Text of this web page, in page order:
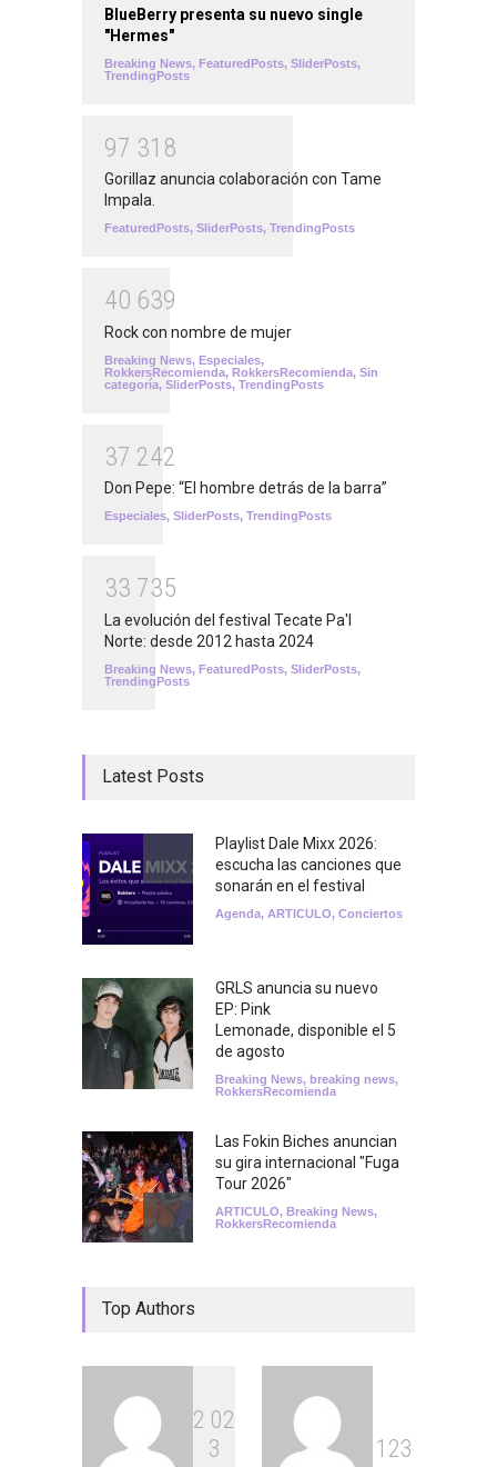
BlueBerry presenta su nuevo single
"Hermes"
Breaking News, FeaturedPosts, SliderPosts,
TrendingPosts
97 31 8
Gorillaz anuncia colaboración con Tame
Impala.
FeaturedPosts, SliderPosts, TrendingPosts
40 639
Rock con nombre de mujer
Breaking News, Especiales,
RokkersRecomienda, RokkersRecomienda, Sin
categoría, SliderPosts, TrendingPosts
37 242
Don Pepe: “El hombre detrás de la barra”
Especiales, SliderPosts, TrendingPosts
33 735
La evolución del festival Tecate Pa'l
Norte: desde 2012 hasta 2024
Breaking News, FeaturedPosts, SliderPosts,
TrendingPosts
Latest Posts
Playlist Dale Mixx 2026:
escucha las canciones que
sonarán en el festival
Agenda, ARTICULO, Conciertos
GRLS anuncia su nuevo
EP: Pink
Lemonade, disponible el 5
de agosto
Breaking News, breaking news,
RokkersRecomienda
Las Fokin Biches anuncian
su gira internacional "Fuga
Tour 2026"
ARTICULO, Breaking News,
RokkersRecomienda
Breaking News,Conciertos
Peces Raros anuncia show
Top Authors
2 02
3
1 23